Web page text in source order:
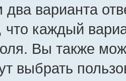
варианта
каждый
Вы также
выбрать